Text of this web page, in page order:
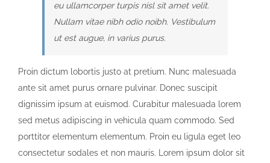
eu ullamcorper turpis nisl sit amet velit.
Nullam vitae nibh odio noibh. Vestibulum
ut est augue, in varius purus.
Proin dictum lobortis justo at pretium. Nunc malesuada
ante sit amet purus ornare pulvinar. Donec suscipit
dignissim ipsum at euismod. Curabitur malesuada lorem
sed metus adipiscing in vehicula quam commodo. Sed
porttitor elementum elementum. Proin eu ligula eget leo
consectetur sodales et non mauris. Lorem ipsum dolor sit